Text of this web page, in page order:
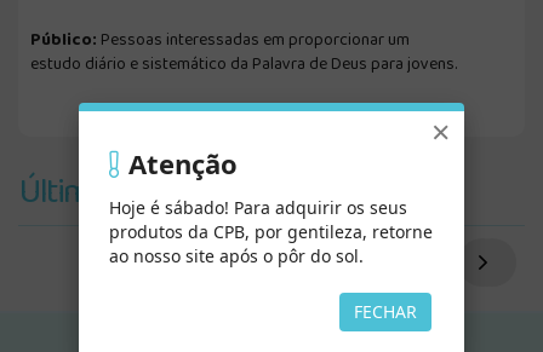
Público: Pessoas interessadas em proporcionar um
estudo diário e sistemático da Palavra de Deus para jovens.
Últimos Vistos
×
Atenção
Hoje é sábado! Para adquirir os seus
produtos da CPB, por gentileza, retorne
ao nosso site após o pôr do sol.
FECHAR